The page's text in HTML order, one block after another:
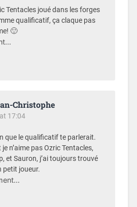
Tentacles joué dans les forges
qualificatif, ça claque pas
🙂
Christophe
17:04
que le qualificatif te parlerait.
n’aime pas Ozric Tentacles,
et Sauron, j’ai toujours trouvé
petit joueur.